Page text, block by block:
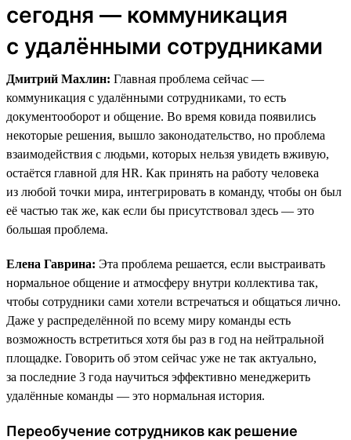
сегодня — коммуникация
с удалёнными сотрудниками
Дмитрий Махлин: Главная проблема сейчас —
коммуникация с удалёнными сотрудниками, то есть
документооборот и общение. Во время ковида появились
некоторые решения, вышло законодательство, но проблема
взаимодействия с людьми, которых нельзя увидеть вживую,
остаётся главной для HR. Как принять на работу человека
из любой точки мира, интегрировать в команду, чтобы он был
её частью так же, как если бы присутствовал здесь — это
большая проблема.
Елена Гаврина: Эта проблема решается, если выстраивать
нормальное общение и атмосферу внутри коллектива так,
чтобы сотрудники сами хотели встречаться и общаться лично.
Даже у распределённой по всему миру команды есть
возможность встретиться хотя бы раз в год на нейтральной
площадке. Говорить об этом сейчас уже не так актуально,
за последние 3 года научиться эффективно менеджерить
удалённые команды — это нормальная история.
Переобучение сотрудников как решение